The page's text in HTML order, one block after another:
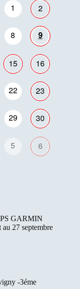
1 2
8 9
15 16
22 23
29 30
5 6
GARMIN
27 septembre
-3éme